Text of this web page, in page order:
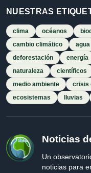
NUESTRAS
clima océanos
cambio climático
agua
deforestación
energía
naturaleza
científicos
medio ambiente
crisis
ecosistemas
lluvias
Noticias
Un
noticias para